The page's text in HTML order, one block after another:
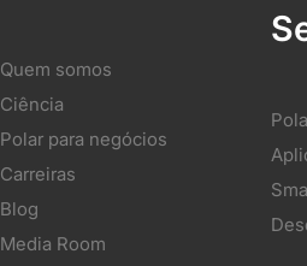
Quem somos
Ciência
Polar para negócios
Carreiras
Blog
Media Room